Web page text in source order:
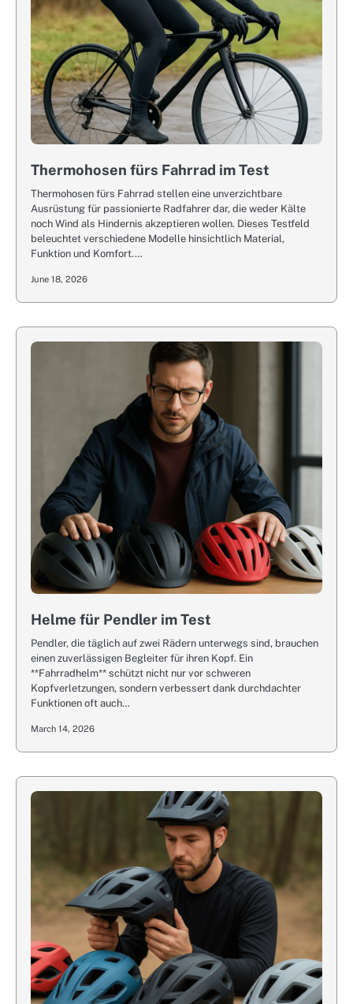
Thermohosen fürs Fahrrad im Test
Thermohosen fürs Fahrrad stellen eine unverzichtbare
Ausrüstung für passionierte Radfahrer dar, die weder Kälte
noch Wind als Hindernis akzeptieren wollen. Dieses Testfeld
beleuchtet verschiedene Modelle hinsichtlich Material,
Funktion und Komfort.…
June 18, 2026
Helme für Pendler im Test
Pendler, die täglich auf zwei Rädern unterwegs sind, brauchen
einen zuverlässigen Begleiter für ihren Kopf. Ein
**Fahrradhelm** schützt nicht nur vor schweren
Kopfverletzungen, sondern verbessert dank durchdachter
Funktionen oft auch…
March 14, 2026